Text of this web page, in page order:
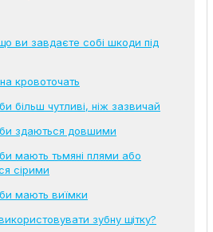
ви завдаєте собі шкоди під
кровоточать
більш чутливі, ніж зазвичай
здаються довшими
мають тьмяні плями або
сірими
мають виїмки
зубну щітку?